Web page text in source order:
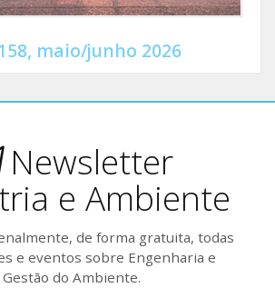
maio/junho 2026
Newsletter
e Ambiente
de forma gratuita, todas
e eventos sobre Engenharia e
Gestão do Ambiente.